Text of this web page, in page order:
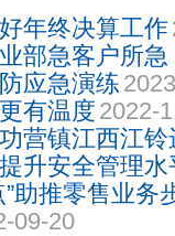
年终决算工作
部急客户所
09-25
应急演练
有温度 2022-
营镇江西江
升安全管理水
助推零售业务
09-20